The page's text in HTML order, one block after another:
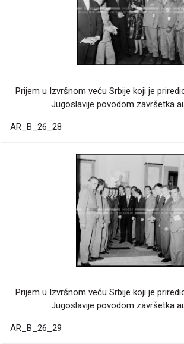
Prijem u Izvršnom veću Srbije koji je
Jugoslavije povodom završetka
AR_B_26_28
Prijem u Izvršnom veću Srbije koji je
Jugoslavije povodom završetka
AR_B_26_29